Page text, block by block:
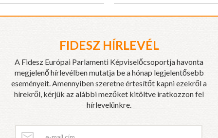
FIDESZ HÍRLEVÉL
A Fidesz Európai Parlamenti Képviselőcsoportja havonta
megjelenő hírlevélben mutatja be a hónap legjelentősebb
eseményeit. Amennyiben szeretne értesítőt kapni ezekről a
hírekről, kérjük az alábbi mezőket kitöltve iratkozzon fel
hírlevelünkre.